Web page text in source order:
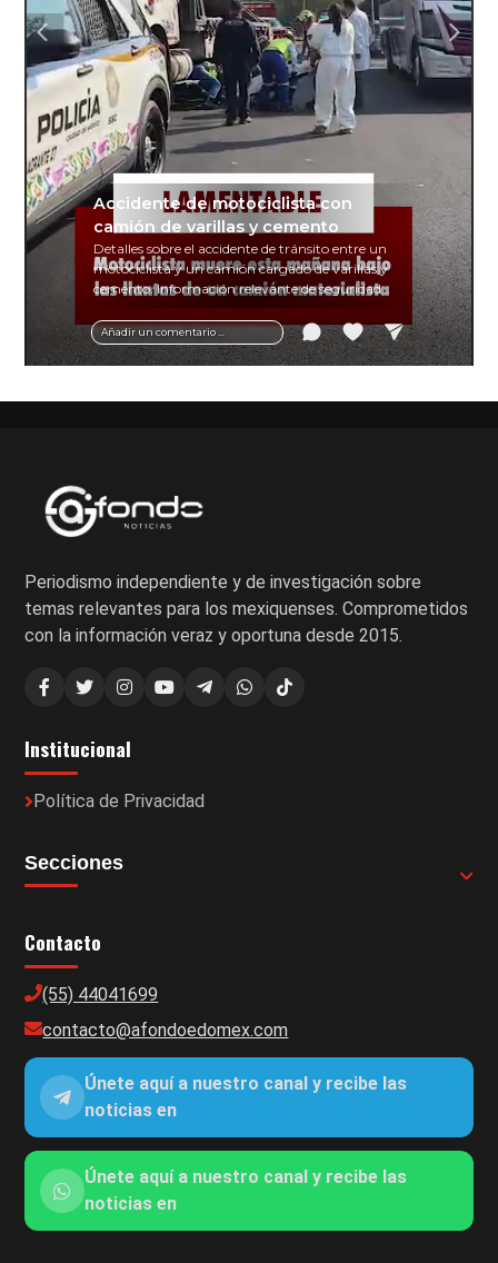
Añadir un comentario ...
Accidente de motociclista con
camión de varillas y cemento
Detalles sobre el accidente de tránsito entre un
motociclista y un camión cargado de varillas y
cemento. Información relevante de seguridad
vial y recomendaciones para motociclistas.
Periodismo independiente y de investigación sobre
temas relevantes para los mexiquenses. Comprometidos
con la información veraz y oportuna desde 2015.
Institucional
Política de Privacidad
Secciones
Contacto
(55) 44041699
contacto@afondoedomex.com
Únete aquí a nuestro canal y recibe las
noticias en
Únete aquí a nuestro canal y recibe las
noticias en